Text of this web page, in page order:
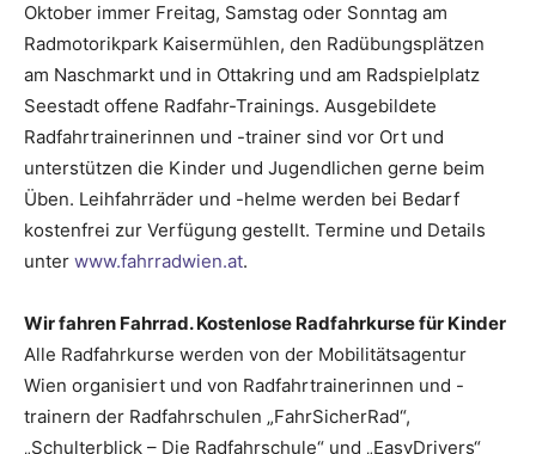
Oktober immer Freitag, Samstag oder Sonntag am
Radmotorikpark Kaisermühlen, den Radübungsplätzen
am Naschmarkt und in Ottakring und am Radspielplatz
Seestadt offene Radfahr-Trainings. Ausgebildete
Radfahrtrainerinnen und -trainer sind vor Ort und
unterstützen die Kinder und Jugendlichen gerne beim
Üben. Leihfahrräder und -helme werden bei Bedarf
kostenfrei zur Verfügung gestellt. Termine und Details
unter www.fahrradwien.at.
Wir fahren Fahrrad. Kostenlose Radfahrkurse für Kinder
Alle Radfahrkurse werden von der Mobilitätsagentur
Wien organisiert und von Radfahrtrainerinnen und -
trainern der Radfahrschulen „FahrSicherRad“,
„Schulterblick – Die Radfahrschule“ und „EasyDrivers“